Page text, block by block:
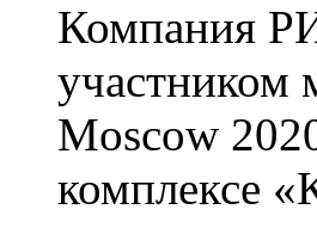
Компания
участником
Moscow
комплексе